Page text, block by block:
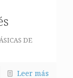
DE
Leer más